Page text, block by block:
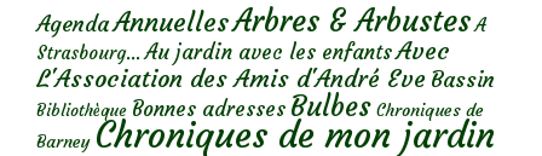
AgendaAnnuellesArbres & Arbustes A
Strasbourg... Au jardin avec les enfantsAvec
L'Association des Amis d'André Eve Bassin
Bibliothèque Bonnes adresses Bulbes Chroniques de
Barney Chroniques de mon jardin